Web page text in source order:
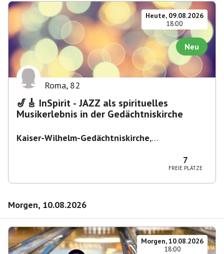
Heute, 09.08.2026
18:00
Neu
Roma, 82
🎷🎸 InSpirit - JAZZ als spirituelles
Musikerlebnis in der Gedächtniskirche
Kaiser-Wilhelm-Gedächtniskirche,
7
FREIE PLÄTZE
Morgen, 10.08.2026
Morgen, 10.08.2026
18:00